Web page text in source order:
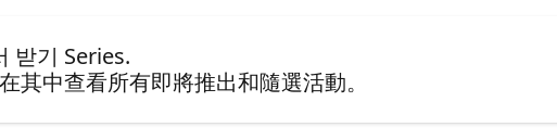
받기 Series.
其中查看所有即將推出和隨選活動。